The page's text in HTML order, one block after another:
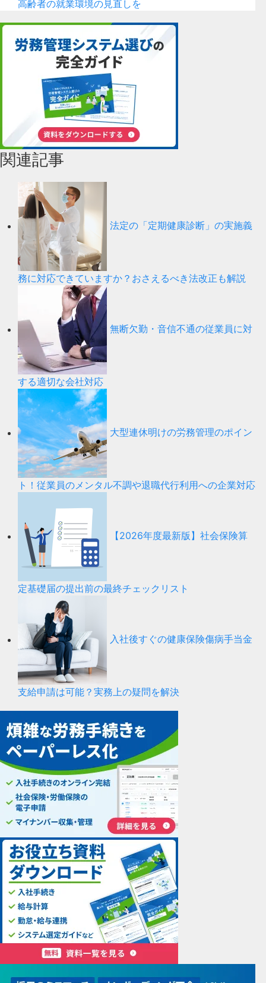
高齢者の就業環境の見直しを
関連記事
法定の「定期健康診断」の実施義
務に対応できていますか？おさえるべき法改正も解説
無断欠勤・音信不通の従業員に対
する適切な会社対応
大型連休明けの労務管理のポイン
ト！従業員のメンタル不調や退職代行利用への企業対応
【2026年度最新版】社会保険算
定基礎届の提出前の最終チェックリスト
入社後すぐの健康保険傷病手当金
支給申請は可能？実務上の疑問を解決